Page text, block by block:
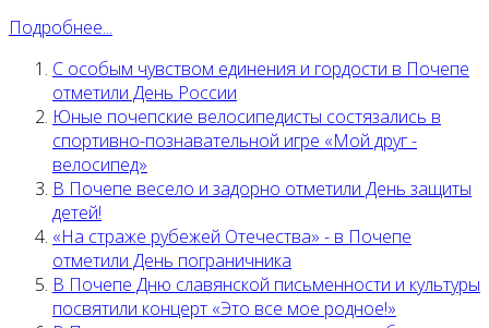
Подробнее...
С особым чувством единения и гордости в Почепе
отметили День России
Юные почепские велосипедисты состязались в
спортивно-познавательной игре «Мой друг -
велосипед»
В Почепе весело и задорно отметили День защиты
детей!
«На страже рубежей Отечества» - в Почепе
отметили День пограничника
В Почепе Дню славянской письменности и культуры
посвятили концерт «Это все мое родное!»